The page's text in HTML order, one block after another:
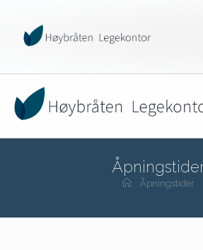
Åpningstider